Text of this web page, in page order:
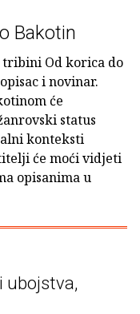
Bakotin
tribini Od korica do
i novinar.
će
status
konteksti
će moći vidjeti
opisanima u
ubojstva,